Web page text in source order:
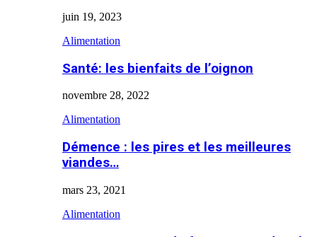
juin 19, 2023
Alimentation
Santé: les bienfaits de l’oignon
novembre 28, 2022
Alimentation
Démence : les pires et les meilleures
viandes…
mars 23, 2021
Alimentation